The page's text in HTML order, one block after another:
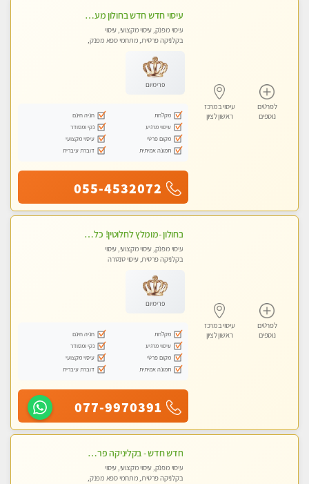
לפרטים
נוספים
עיסוי במרכז
ראשון לציון
עיסוי חדש חדש בחולון מעסות חדשות ומקצועיות בקליניקה פרטית.
עיסוי מפנק, עיסוי מקצועי, עיסוי
בקלניקה פרטית, מתחמי ספא מפנק,
פרימיום
מקלחת
חניה חינם
עיסוי מרגיע
נקי ומסודר
מקום פרטי
עיסוי מקצועי
תמונה אמיתית
דוברת עיברית
055-4532072
לפרטים
נוספים
עיסוי במרכז
ראשון לציון
בחולון -מומלץ לחלוטין! כל סוגי העיסויים מעסה מקצועית ואיכותית פרטי!!!
עיסוי מפנק, עיסוי מקצועי, עיסוי
בקלניקה פרטית, עיסוי טנטרה
פרימיום
מקלחת
חניה חינם
עיסוי מרגיע
נקי ומסודר
מקום פרטי
עיסוי מקצועי
תמונה אמיתית
דוברת עיברית
077-9970391
חדש חדש - בקליניקה פרטית בבת ים עיסוי לחידוש אנרגיות עיסוי מקצועי מומלץ מאוד ללא מין !!
עיסוי מפנק, עיסוי מקצועי, עיסוי
בקלניקה פרטית, מתחמי ספא מפנק,